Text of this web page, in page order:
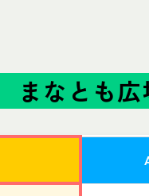
まなとも